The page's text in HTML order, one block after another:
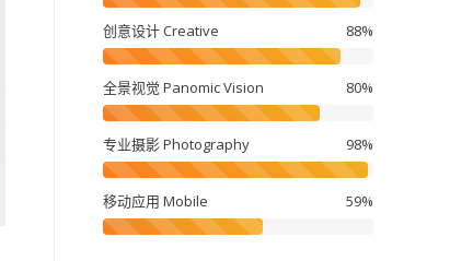
创意设计 Creative 88%
全景视觉 Panomic Vision 80%
专业摄影 Photography 98%
移动应用 Mobile 59%